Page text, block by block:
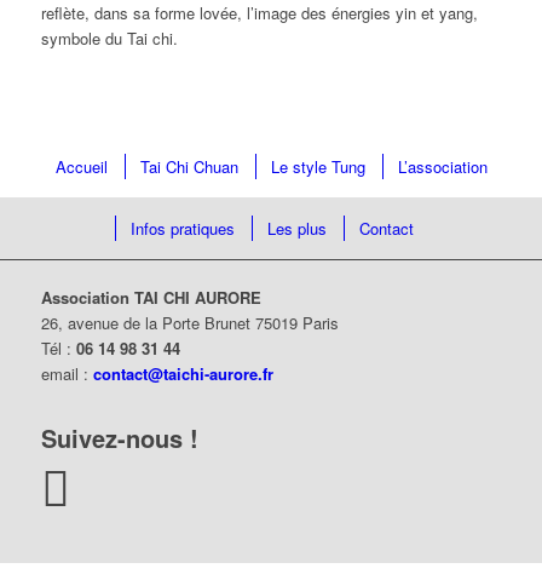
reflète, dans sa forme lovée, l’image des énergies yin et yang,
symbole du Tai chi.
Accueil Tai Chi Chuan Le style Tung L’association
Infos pratiques Les plus Contact
Association TAI CHI AURORE
26, avenue de la Porte Brunet 75019 Paris
Tél : 06 14 98 31 44
email : contact@taichi-aurore.fr
Suivez-nous!